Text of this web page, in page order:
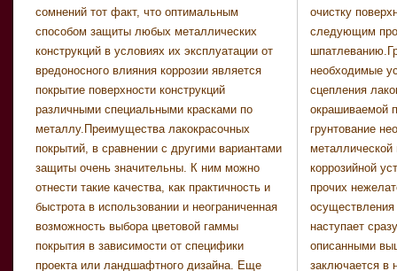
сомнений тот факт, что оптимальным
способом защиты любых металлических
конструкций в условиях их эксплуатации от
вредоносного влияния коррозии является
покрытие поверхности конструкций
различными специальными красками по
металлу.Преимущества лакокрасочных
покрытий, в сравнении с другими вариантами
защиты очень значительны. К ним можно
отнести такие качества, как практичность и
быстрота в использовании и неограниченная
возможность выбора цветовой гаммы
покрытия в зависимости от специфики
проекта или ландшафтного дизайна. Еще
очистку
следующим
необходимые
сцепления
окрашиваемой
грунтование
металлической
коррозийной
прочих
осуществления
наступает
описанными
заключается в
смолы и
том, что
обрабатываемую
механическим
не полностью.
достаточно
слой
модификаторы
работу,
нерастворимое
нарушит
следует